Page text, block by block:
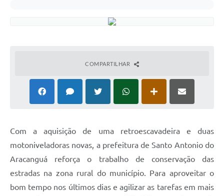
COMPARTILHAR
Com a aquisição de uma retroescavadeira e duas
motoniveladoras novas, a prefeitura de Santo Antonio do
Aracanguá reforça o trabalho de conservação das
estradas na zona rural do município. Para aproveitar o
bom tempo nos últimos dias e agilizar as tarefas em mais